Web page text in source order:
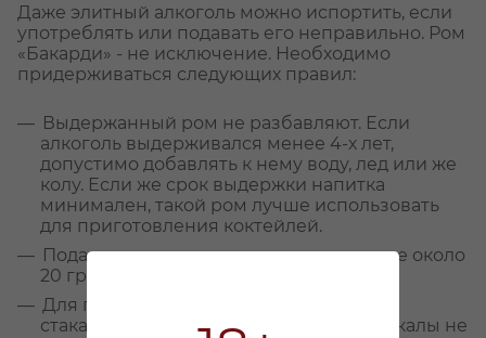
Даже элитный алкоголь можно испортить, если
употреблять или подавать его неправильно. Ром
«Бакарди» - не исключение. Необходимо
придерживаться следующих правил:
Выдержанный ром не разбавляют. Если
алкоголь выдерживался менее 4-х лет,
допустимо добавлять к нему воду, лед или же
колу. Если же срок выдержки напитка
минимален, такой ром лучше использовать
для приготовления коктейлей.
Подавать ром следует при температуре около
20 градусов.
Для подачи рома используют широкие
стаканы с толстым дном, коньячные бокалы не